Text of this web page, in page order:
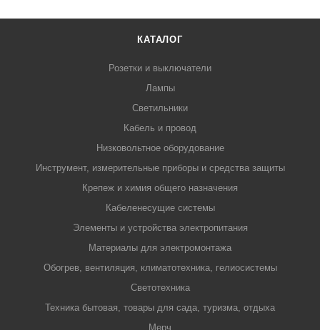
КАТАЛОГ
Розетки и выключатели
Лампы
Светильники
Кабель и провод
Низковольтное оборудование
Инструмент, измерительные приборы и средства защиты
Крепеж и химия общего назначения
Кабеленесущие системы
Элементы и устройства электропитания
Материалы для электромонтажа
Обогрев, вентиляция, климатотехника, гелиосистемы
Светотехника
Техника бытовая, товары для сада, туризма, отдыха
Мерч